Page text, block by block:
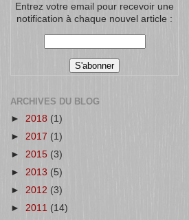
Entrez votre email pour recevoir une
notification à chaque nouvel article :
ARCHIVES DU BLOG
► 2018 (1)
► 2017 (1)
► 2015 (3)
► 2013 (5)
► 2012 (3)
► 2011 (14)